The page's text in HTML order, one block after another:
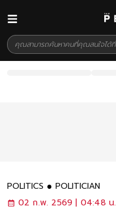
POLITICS
POLITICIAN
02 ก.พ. 2569 | 04:48 น.